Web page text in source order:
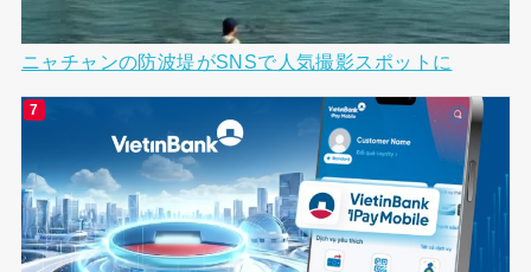
ニャチャンの防波堤がSNSで人気撮影スポットに